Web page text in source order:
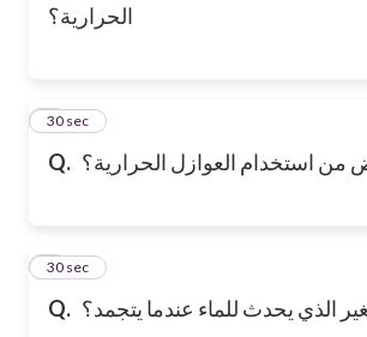
الحرارية؟
Q. من استخدام العوازل الحرارية؟
5
30 sec
Q. الذي يحدث للماء عندما يتجمد؟
6
30 sec